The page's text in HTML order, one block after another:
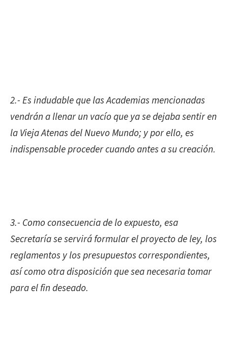
2.- Es indudable que las Academias mencionadas
vendrán a llenar un vacío que ya se dejaba sentir en
la Vieja Atenas del Nuevo Mundo; y por ello, es
indispensable proceder cuando antes a su creación.
3.- Como consecuencia de lo expuesto, esa
Secretaría se servirá formular el proyecto de ley, los
reglamentos y los presupuestos correspondientes,
así como otra disposición que sea necesaria tomar
para el fin deseado.